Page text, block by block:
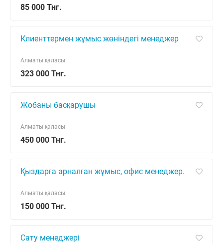
85 000 Тнг.
Клиенттермен жұмыс жөніндегі менеджер
323 000 Тнг.
Алматы қаласы
Жобаны басқарушы
450 000 Тнг.
Алматы қаласы
Қыздарға арналған жұмыс, офис менеджер.
150 000 Тнг.
Алматы қаласы
Сату менеджері